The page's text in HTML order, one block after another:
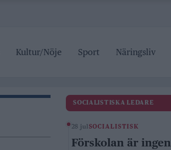
Kultur/Nöje Sport Näringsliv
SOCIALISTISKA LEDARE
28 jul SOCIALISTISK
Förskolan är ingen